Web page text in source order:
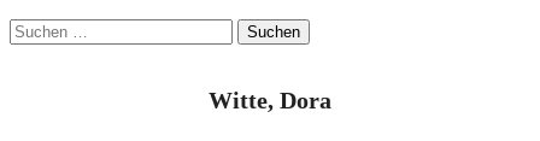
Suchen
nach:
Witte, Dora